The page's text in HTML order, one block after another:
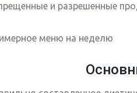
и разрешенные
меню на неделю